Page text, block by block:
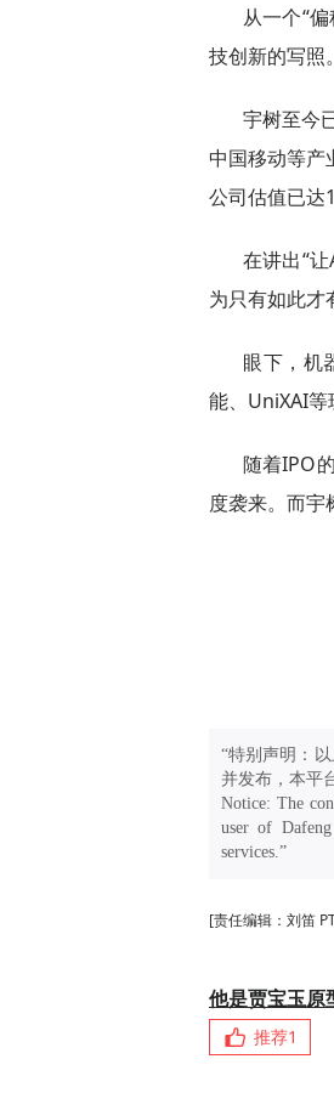
从一个“
技创新的写照
宇树至今
中国移动等产
公司估值已达
在讲出“
为只有如此才
眼下，机
能、UniXAI等
随着IPO
度袭来。而宇
“特别声明：
并发布，本平
Notice: The
user of
services.”
[责任编辑：刘笛
他是贾宝玉原
推荐1